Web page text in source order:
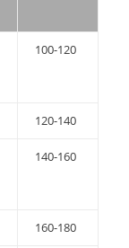
100-120
120-140
140-160
160-180